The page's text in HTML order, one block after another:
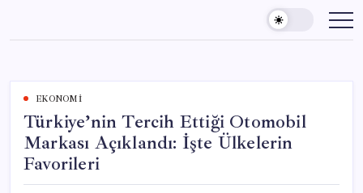
content
EKONOMI
Türkiye’nin Tercih Ettiği Otomobil
Markası Açıklandı: İşte Ülkelerin
Favorileri